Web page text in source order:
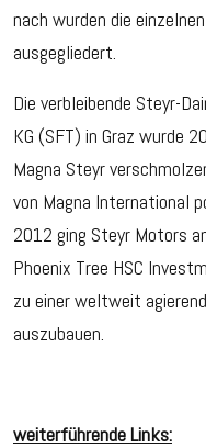
nach wurden die
ausgegliedert.
Die verbleibende Steyr-
KG (SFT) in Graz wurde
Magna Steyr
von Magna International
2012 ging Steyr Motors
Phoenix Tree HSC
zu einer weltweit
auszubauen.
weiterführende Links: